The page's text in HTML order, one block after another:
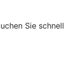
Sie schnell